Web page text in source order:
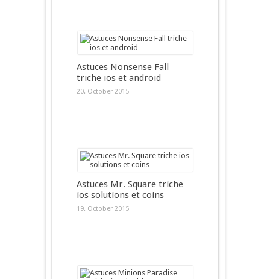
Astuces Nonsense Fall
triche ios et android
20. October 2015
Astuces Mr. Square triche
ios solutions et coins
19. October 2015